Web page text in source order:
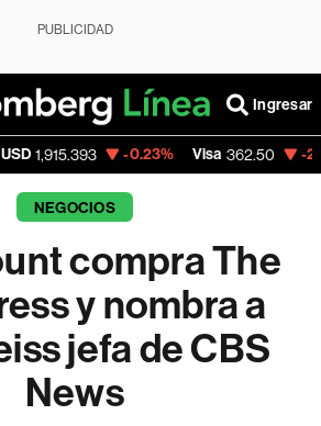
PUBLICIDAD
Ingresar
-0.23% Visa 362.50 -2.15%
NEGOCIOS
compra The
y nombra a
jefa de CBS
News